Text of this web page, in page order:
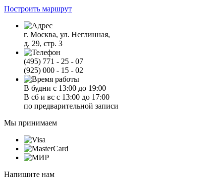
Построить маршрут
г. Москва, ул. Неглинная,
д. 29, стр. 3
(495) 771 - 25 - 07
(925) 000 - 15 - 02
В будни с 13:00 до 19:00
В сб и вс с 13:00 до 17:00
по предварительной записи
Мы принимаем
Напишите нам